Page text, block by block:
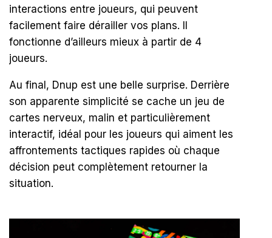
interactions entre joueurs, qui peuvent
facilement faire dérailler vos plans. Il
fonctionne d’ailleurs mieux à partir de 4
joueurs.
Au final, Dnup est une belle surprise. Derrière
son apparente simplicité se cache un jeu de
cartes nerveux, malin et particulièrement
interactif, idéal pour les joueurs qui aiment les
affrontements tactiques rapides où chaque
décision peut complètement retourner la
situation.